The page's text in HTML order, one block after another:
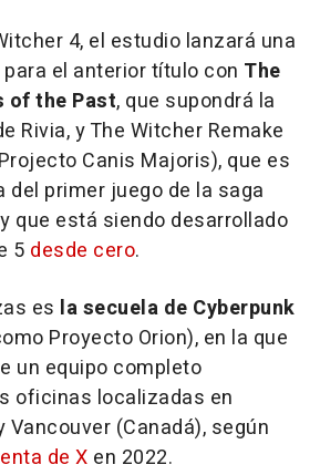
4, el estudio lanzará una
para el anterior título con The
of the Past, que supondrá la
Rivia, y The Witcher Remake
Canis Majoris), que es
del primer juego de la saga
que está siendo desarrollado
5 desde cero.
es la secuela de Cyberpunk
Proyecto Orion), en la que
un equipo completo
oficinas localizadas en
Vancouver (Canadá), según
de X en 2022.